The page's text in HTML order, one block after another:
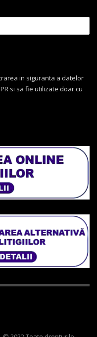
in siguranta a datelor
si sa fie utilizate doar cu